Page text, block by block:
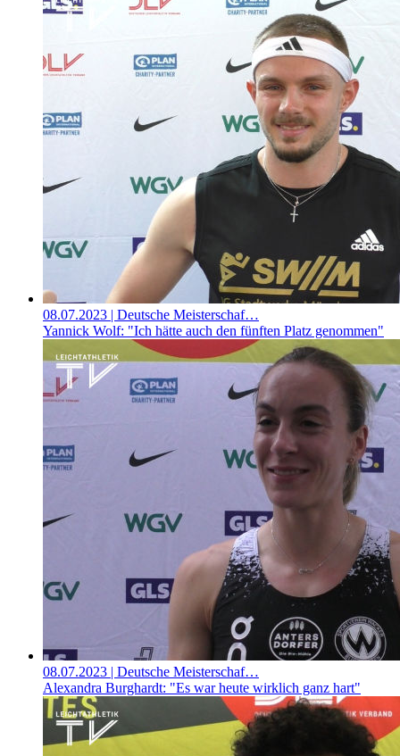
08.07.2023 | Deutsche Meisterschaf…
Yannick Wolf: "Ich hätte auch den fünften Platz genommen"
08.07.2023 | Deutsche Meisterschaf…
Alexandra Burghardt: "Es war heute wirklich ganz hart"